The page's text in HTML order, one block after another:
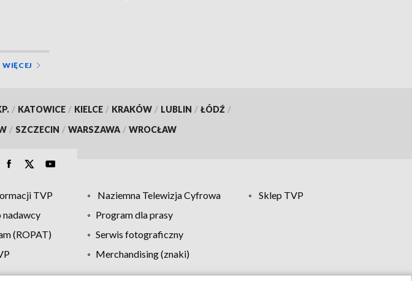
/ KATOWICE / KIELCE / KRAKÓW / LUBLIN / ŁÓDŹ /
/ SZCZECIN / WARSZAWA / WROCŁAW
TVP Naziemna Telewizja Cyfrowa
Sklep TVP
nadawcy
Program dla prasy
(ROPAT)
Serwis fotograficzny
Merchandising (znaki)